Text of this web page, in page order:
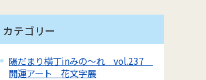
カテゴリー
陽だまり横丁inみの～れ vol.237
開運アート 花文字展